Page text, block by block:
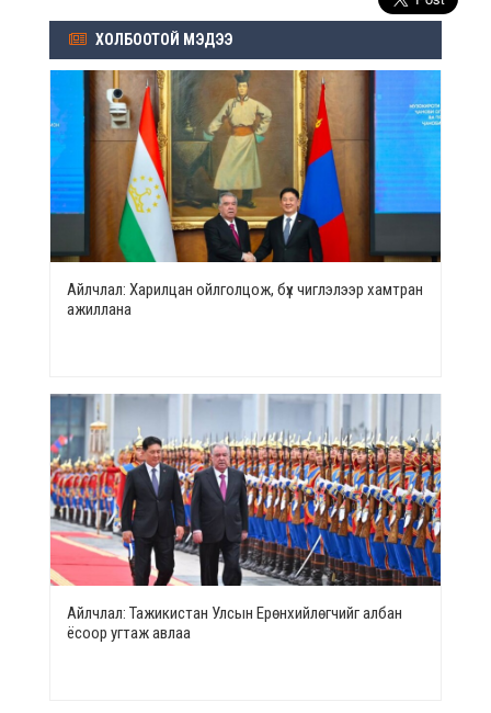
ХОЛБООТОЙ МЭДЭЭ
Айлчлал: Харилцан ойлголцож, бүх чиглэлээр хамтран
ажиллана
Айлчлал: Тажикистан Улсын Ерөнхийлөгчийг албан
ёсоор угтаж авлаа